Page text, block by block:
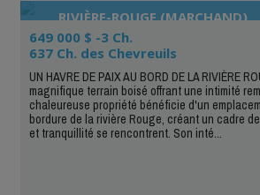
RIVIÈRE-ROUGE (MARCHAND)
649 000 $ -3 Ch.
637 Ch. des Chevreuils
UN HAVRE DE PAIX AU BORD DE LA RIVIÈRE
magnifique terrain boisé offrant une intimité
chaleureuse propriété bénéficie d'un
bordure de la rivière Rouge, créant un cadre
et tranquillité se rencontrent. Son inté...